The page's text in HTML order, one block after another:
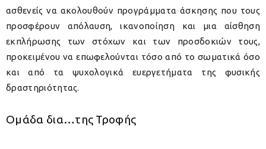
ασθενείς να ακολουθούν προγράμματα άσκησης που τους
προσφέρουν απόλαυση, ικανοποίηση και μια αίσθηση
εκπλήρωσης των στόχων και των προσδοκιών τους,
προκειμένου να επωφελούνται τόσο από το σωματικά όσο
και από τα ψυχολογικά ευεργετήματα της φυσικής
δραστηριότητας.
Ομάδα δια…της Τροφής